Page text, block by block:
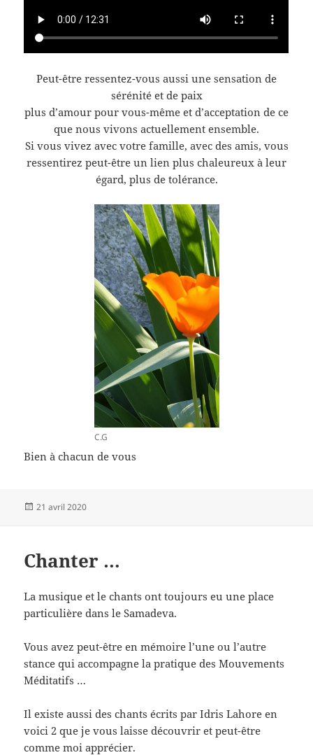
Peut-être ressentez-vous aussi une sensation de
sérénité et de paix
plus d’amour pour vous-même et d’acceptation de ce
que nous vivons actuellement ensemble.
Si vous vivez avec votre famille, avec des amis, vous
ressentirez peut-être un lien plus chaleureux à leur
égard, plus de tolérance.
C.G
Bien à chacun de vous
Publié
21 avril 2020
Chanter …
La musique et le chants ont toujours eu une place
particulière dans le Samadeva.
Vous avez peut-être en mémoire l’une ou l’autre
stance qui accompagne la pratique des Mouvements
Méditatifs …
Il existe aussi des chants écrits par Idris Lahore en
voici 2 que je vous laisse découvrir et peut-être
comme moi apprécier.